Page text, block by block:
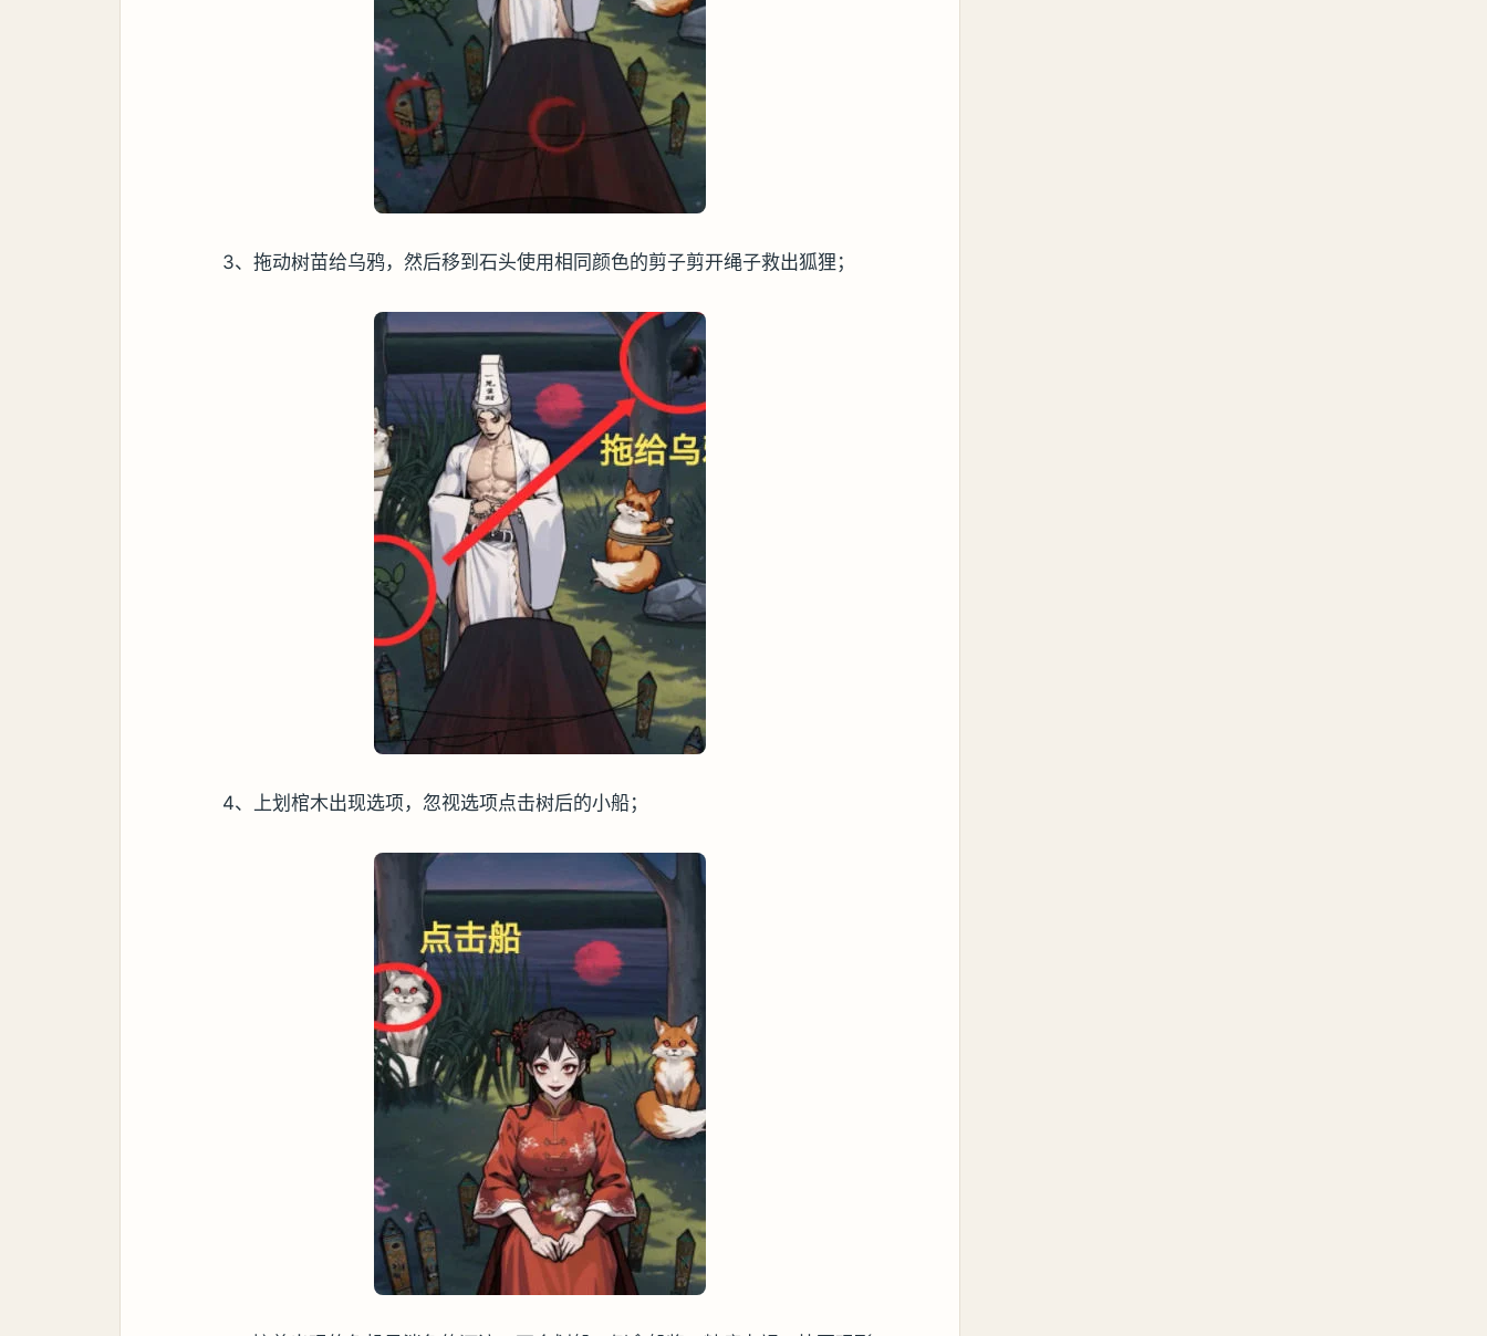
3、拖动树苗给乌鸦，然后移到石头使用相同颜色的剪子剪开绳子救出狐狸；
4、上划棺木出现选项，忽视选项点击树后的小船；